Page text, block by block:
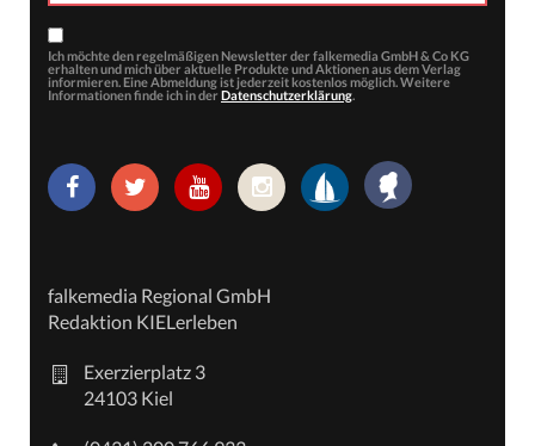
Ich möchte den regelmäßigen Newsletter der falkemedia GmbH & Co KG
erhalten und mich über aktuelle Produkte und Aktionen aus dem Verlag
informieren. Eine Abmeldung ist jederzeit kostenlos möglich. Weitere
Informationen finde ich in der Datenschutzerklärung.
falkemedia Regional GmbH
Redaktion KIELerleben
Exerzierplatz 3
24103 Kiel